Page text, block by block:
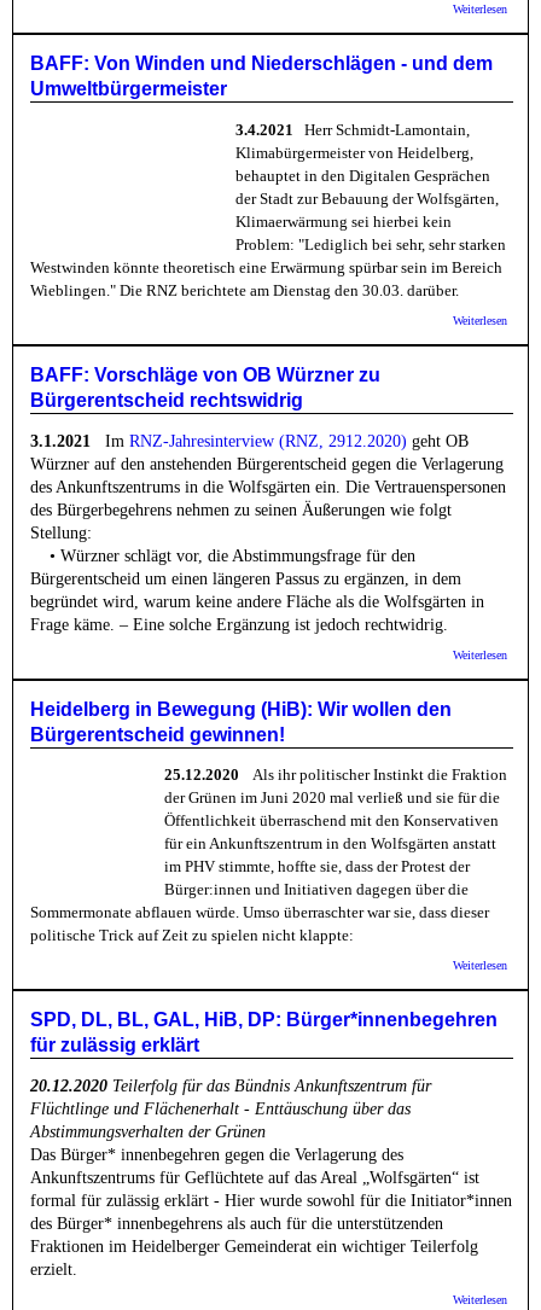
Weiterlesen
mehr
BAFF: Von Winden und Niederschlägen - und dem
Umweltbürgermeister
3.4.2021 Herr Schmidt-Lamontain,
Klimabürgermeister von Heidelberg,
behauptet in den Digitalen Gesprächen
der Stadt zur Bebauung der Wolfsgärten,
Klimaerwärmung sei hierbei kein
Problem: "Lediglich bei sehr, sehr starken
Westwinden könnte theoretisch eine Erwärmung spürbar sein im Bereich
Wieblingen." Die RNZ berichtete am Dienstag den 30.03. darüber.
Weiterlesen
BAFF: Vorschläge von OB Würzner zu
Bürgerentscheid rechtswidrig
3.1.2021 Im RNZ-Jahresinterview (RNZ, 2912.2020) geht OB
Würzner auf den anstehenden Bürgerentscheid gegen die Verlagerung
des Ankunftszentrums in die Wolfsgärten ein. Die Vertrauenspersonen
des Bürgerbegehrens nehmen zu seinen Äußerungen wie folgt
Stellung:
• Würzner schlägt vor, die Abstimmungsfrage für den
Bürgerentscheid um einen längeren Passus zu ergänzen, in dem
begründet wird, warum keine andere Fläche als die Wolfsgärten in
Frage käme. – Eine solche Ergänzung ist jedoch rechtwidrig.
Weiterlesen
OB
Heidelberg in Bewegung (HiB): Wir wollen den
Bürgerentscheid gewinnen!
25.12.2020 Als ihr politischer Instinkt die Fraktion
der Grünen im Juni 2020 mal verließ und sie für die
Öffentlichkeit überraschend mit den Konservativen
für ein Ankunftszentrum in den Wolfsgärten anstatt
im PHV stimmte, hoffte sie, dass der Protest der
Bürger:innen und Initiativen dagegen über die
Sommermonate abflauen würde. Umso überraschter war sie, dass dieser
politische Trick auf Zeit zu spielen nicht klappte:
Weiterlesen
SPD, DL, BL, GAL, HiB, DP: Bürger*innenbegehren
für zulässig erklärt
20.12.2020 Teilerfolg für das Bündnis Ankunftszentrum für
Flüchtlinge und Flächenerhalt - Enttäuschung über das
Abstimmungsverhalten der Grünen
Das Bürger* innenbegehren gegen die Verlagerung des
Ankunftszentrums für Geflüchtete auf das Areal „Wolfsgärten“ ist
formal für zulässig erklärt - Hier wurde sowohl für die Initiator*innen
des Bürger* innenbegehrens als auch für die unterstützenden
Fraktionen im Heidelberger Gemeinderat ein wichtiger Teilerfolg
erzielt.
Weiterlesen